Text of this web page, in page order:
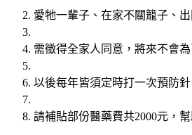
愛牠一輩子、在家不關籠子、
需徵得全家人同意，將來不會
以後每年皆須定時打一次預防
請補貼部份醫藥費共2000元，